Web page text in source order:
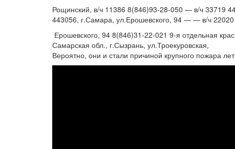
Рощинский, в/ч 11386 8(846)93-28-050 — в/ч 33719
443056, г.Самара, ул.Ерошевского, 94 — — в/ч
Ерошевского, 94 8(846)31-22-021 9-я отдельная
Самарская обл., г.Сызрань, ул.Троекуровская,
Вероятно, они и стали причиной крупного пожара